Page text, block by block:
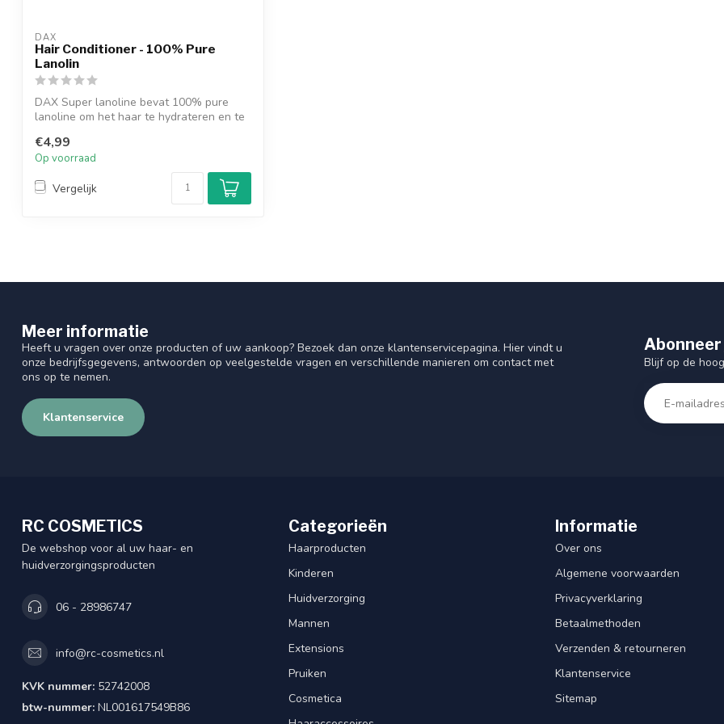
DAX
Hair Conditioner - 100% Pure
Lanolin
DAX Super lanoline bevat 100% pure
lanoline om het haar te hydrateren en te
€4,99
Op voorraad
Vergelijk
Meer informatie
Heeft u vragen over onze producten of uw aankoop? Bezoek dan onze klantenservicepagina. Hier vindt u
onze bedrijfsgegevens, antwoorden op veelgestelde vragen en verschillende manieren om contact met
ons op te nemen.
Klantenservice
Blijf op de
RC COSMETICS
De webshop voor al uw haar- en
huidverzorgingsproducten
06 - 28986747
info@rc-cosmetics.nl
KVK nummer: 52742008
btw-nummer: NL001617549B86
Categorieën
Haarproducten
Kinderen
Huidverzorging
Mannen
Extensions
Pruiken
Cosmetica
Informatie
Over ons
Algemene voorwaarden
Privacyverklaring
Betaalmethoden
Verzenden & retourneren
Klantenservice
Sitemap